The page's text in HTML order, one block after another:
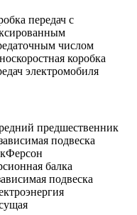
передач с
числом
коробка
электромобиля
предшественник
подвеска
балка
подвеска